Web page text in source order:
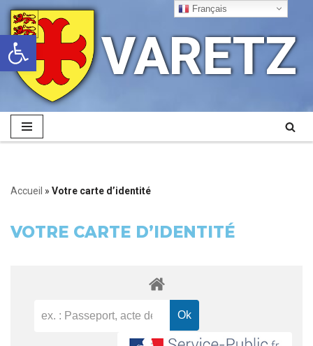
Ouvrir la barre d’outils
Aller
au
contenu
VARETZ
Accueil » Votre carte d’identité
VOTRE CARTE D’IDENTITÉ
Français